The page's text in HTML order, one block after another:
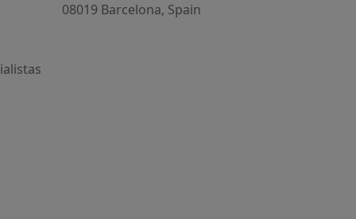
08019 Barcelona, Spain